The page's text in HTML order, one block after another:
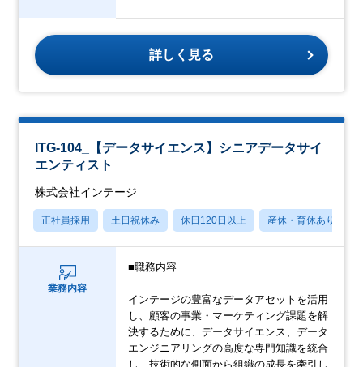
詳しく見る
ITG-104_【データサイエンス】シニアデータサイ
エンティスト
株式会社インテージ
正社員採用 土日祝休み 休日120日以上 産休・育休あり
業務内容
■職務内容
インテージの豊富なデータアセットを活用
し、顧客の事業・マーケティング課題を解
決するために、データサイエンス、データ
エンジニアリングの高度な専門知識を統合
し、技術的な側面から組織の成長を牽引し